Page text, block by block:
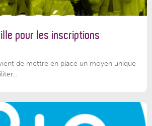
pour les inscriptions
de mettre en place un moyen unique